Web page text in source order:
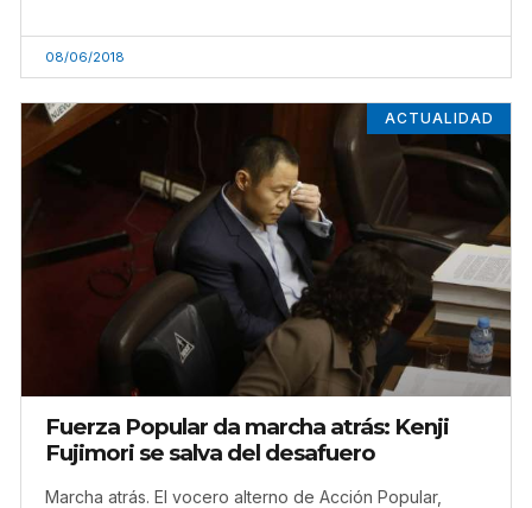
08/06/2018
ACTUALIDAD
Fuerza Popular da marcha atrás: Kenji
Fujimori se salva del desafuero
Marcha atrás. El vocero alterno de Acción Popular,